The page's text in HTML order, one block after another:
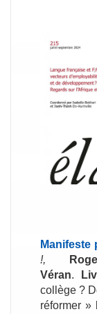
Manifeste
!,
Véran.
collège ?
réformer